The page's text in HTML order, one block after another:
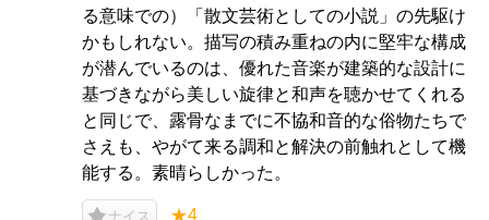
る意味での）「散文芸術としての小説」の先駆け
かもしれない。描写の積み重ねの内に堅牢な構成
が潜んでいるのは、優れた音楽が建築的な設計に
基づきながら美しい旋律と和声を聴かせてくれる
と同じで、露骨なまでに不協和音的な俗物たちで
さえも、やがて来る調和と解決の前触れとして機
能する。素晴らしかった。
ナイス ★4